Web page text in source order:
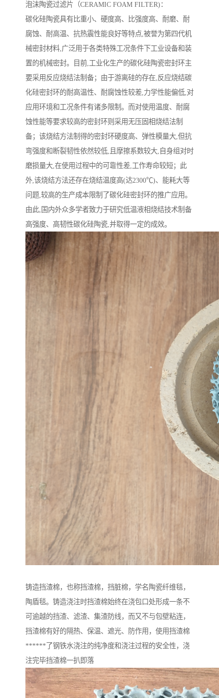
泡沫陶瓷过滤片（CERAMIC FOAM FILTER)：
碳化硅陶瓷具有比重小、硬度高、比强度高、耐磨、耐
腐蚀、耐高温、抗热震性能良好等特点,被誉为第四代机
械密封材料,广泛用于各类特殊工况条件下工业设备和装
置的机械密封。目前,工业化生产的碳化硅陶瓷密封环主
要采用反应烧结法制备；由于游离硅的存在,反应烧结碳
化硅密封环的耐高温性、耐腐蚀性较差,力学性能偏低,对
应用环境和工况条件有诸多限制。而对使用温度、耐腐
蚀性能等要求较高的密封环则采用无压固相烧结法制
备；该烧结方法制得的密封环硬度高、弹性模量大,但抗
弯强度和断裂韧性依然较低,且摩擦系数较大,自身组对时
磨损量大,在使用过程中的可靠性差,工作寿命较短；此
外,该烧结方法还存在烧结温度高(达2300℃)、能耗大等
问题,较高的生产成本限制了碳化硅密封环的推广应用。
由此,国内外众多学者致力于研究低温液相烧结技术制备
高强度、高韧性碳化硅陶瓷,并取得一定的成效。
铸造挡渣棉，也称挡渣棉，挡脏棉，学名陶瓷纤维毯，
陶盾毯。铸造浇注时挡渣棉始终在浇包口处形成一条不
可逾越的挡渣、滤渣、集渣防线，而又不与包壁粘连，
挡渣棉有好的隔热、保温、遮光、防作用，使用挡渣棉
******了钢铁水浇注的纯净度和浇注过程的安全性，浇
注完毕挡渣棉一扒即落